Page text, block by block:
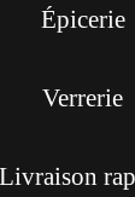
Épicerie
Verrerie
Livraison